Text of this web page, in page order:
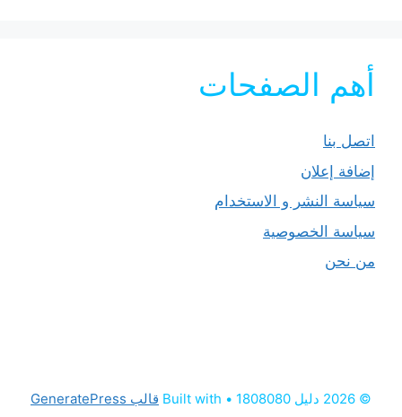
أهم الصفحات
اتصل بنا
إضافة إعلان
سياسة النشر و الاستخدام
سياسة الخصوصية
من نحن
© 2026 دليل 1808080 • Built with قالب GeneratePress